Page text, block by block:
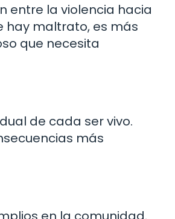
entre la violencia hacia
hay maltrato, es más
que necesita
de cada ser vivo.
más